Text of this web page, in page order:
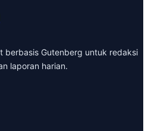
berbasis Gutenberg untuk redaksi
laporan harian.